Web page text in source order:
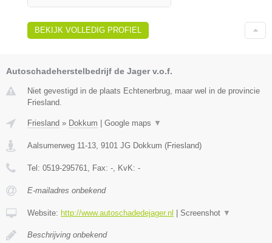
BEKIJK VOLLEDIG PROFIEL
Autoschadeherstelbedrijf de Jager v.o.f.
Niet gevestigd in de plaats Echtenerbrug, maar wel in de provincie
Friesland.
Friesland » Dokkum | Google maps ▼
Aalsumerweg 11-13 9101 JG Dokkum (Friesland)
Tel: 0519-295761 , Fax: - , KvK: -
E-mailadres onbekend
Website: http://www.autoschadedejager.nl | Screenshot ▼
Beschrijving onbekend